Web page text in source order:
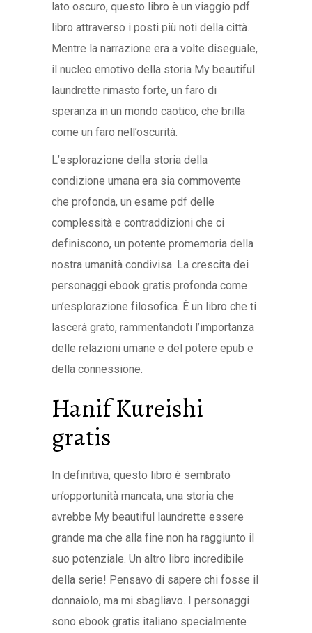
lato oscuro, questo libro è un viaggio pdf
libro attraverso i posti più noti della città.
Mentre la narrazione era a volte diseguale,
il nucleo emotivo della storia My beautiful
laundrette rimasto forte, un faro di
speranza in un mondo caotico, che brilla
come un faro nell’oscurità.
L’esplorazione della storia della
condizione umana era sia commovente
che profonda, un esame pdf delle
complessità e contraddizioni che ci
definiscono, un potente promemoria della
nostra umanità condivisa. La crescita dei
personaggi ebook gratis profonda come
un’esplorazione filosofica. È un libro che ti
lascerà grato, rammentandoti l’importanza
delle relazioni umane e del potere epub e
della connessione.
Hanif Kureishi
gratis
In definitiva, questo libro è sembrato
un’opportunità mancata, una storia che
avrebbe My beautiful laundrette essere
grande ma che alla fine non ha raggiunto il
suo potenziale. Un altro libro incredibile
della serie! Pensavo di sapere chi fosse il
donnaiolo, ma mi sbagliavo. I personaggi
sono ebook gratis italiano specialmente